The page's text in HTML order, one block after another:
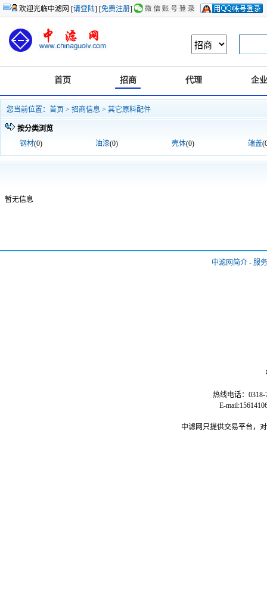
欢迎光临中滤网 [请登陆] [免费注册]
首页 招商 代理 企业
您当前位置： 首页 > 招商信息 > 其它原料配件
按分类浏览
钢材(0) 油漆(0) 壳体(0) 端盖
暂无信息
中滤网简介 - 服
热线电话：0318-
E-
中滤网只提供交易平台，